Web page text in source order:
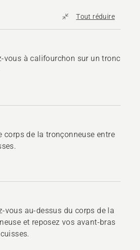
Tout réduire
vous à califourchon sur un tronc
corps de la tronçonneuse entre
vous au-dessus du corps de la
et reposez vos avant-bras